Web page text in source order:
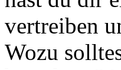
vertreiben
Wozu